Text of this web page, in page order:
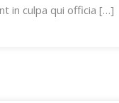
in culpa qui officia […]